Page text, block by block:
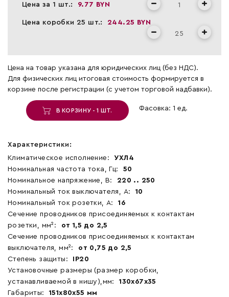
Цена за 1 шт.:
9.77 BYN
Цена коробки 25 шт.: 244.25 BYN
Цена на товар указана для юридических лиц (без НДС).
Для физических лиц итоговая стоимость формируется в
корзине после регистрации (с учетом торговой надбавки).
В КОРЗИНУ - 1 ШТ. Фасовка: 1 ед.
Характеристики:
Климатическое исполнение:
УХЛ4
Номинальная частота тока, Гц:
50
Номинальное напряжение, В:
220 .. 250
Номинальный ток выключателя, А:
10
Номинальный ток розетки, А:
16
Сечение проводников присоединяемых к контактам
розетки, мм²:
от 1,5 до 2,5
Сечение проводников присоединяемых к контактам
выключателя, мм²:
от 0,75 до 2,5
Степень защиты:
IP20
Установочные размеры (размер коробки,
устанавливаемой в нишу),мм:
130х67х35
Габариты:
151x80x55 мм